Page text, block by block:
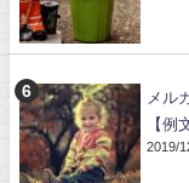
メル
【例
2019/